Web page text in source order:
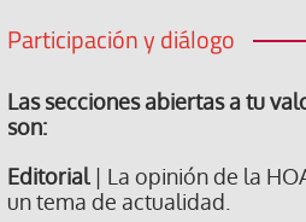
Participación y diálogo
Las secciones abiertas a tu
son:
Editorial| La opinión de la
un tema de actualidad.